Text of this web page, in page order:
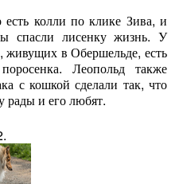
колли по клике Зива, и
спасли лисенку жизнь. У
в Обершельде, есть
Леопольд также
с кошкой сделали так, что
рады и его любят.